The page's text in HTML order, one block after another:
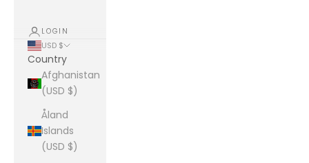
LOGIN
USD $
Country
Afghanistan
(USD $)
Åland
Islands
(USD $)